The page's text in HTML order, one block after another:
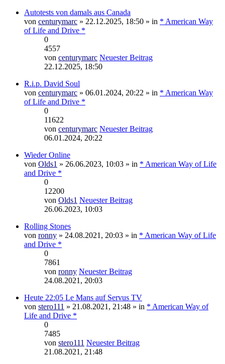
Autotests von damals aus Canada
von centurymarc » 22.12.2025, 18:50 » in * American Way
of Life and Drive *
0
4557
von centurymarc Neuester Beitrag
22.12.2025, 18:50
R.i.p. David Soul
von centurymarc » 06.01.2024, 20:22 » in * American Way
of Life and Drive *
0
11622
von centurymarc Neuester Beitrag
06.01.2024, 20:22
Wieder Online
von Olds1 » 26.06.2023, 10:03 » in * American Way of Life
and Drive *
0
12200
von Olds1 Neuester Beitrag
26.06.2023, 10:03
Rolling Stones
von ronny » 24.08.2021, 20:03 » in * American Way of Life
and Drive *
0
7861
von ronny Neuester Beitrag
24.08.2021, 20:03
Heute 22:05 Le Mans auf Servus TV
von stero111 » 21.08.2021, 21:48 » in * American Way of
Life and Drive *
0
7485
von stero111 Neuester Beitrag
21.08.2021, 21:48